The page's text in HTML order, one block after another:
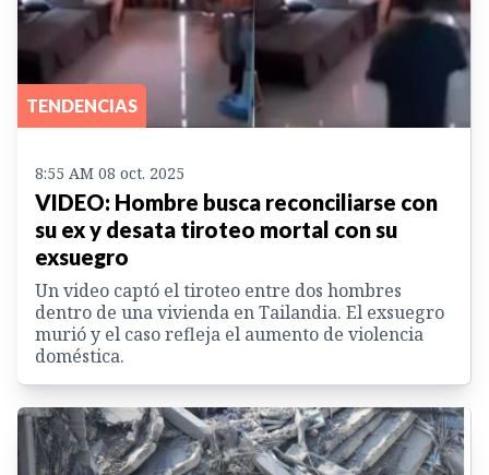
TENDENCIAS
8:55 AM 08 oct. 2025
VIDEO: Hombre busca reconciliarse con
su ex y desata tiroteo mortal con su
exsuegro
Un video captó el tiroteo entre dos hombres
dentro de una vivienda en Tailandia. El exsuegro
murió y el caso refleja el aumento de violencia
doméstica.